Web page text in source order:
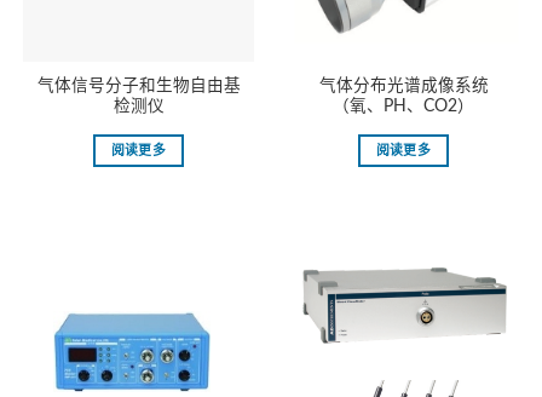
⽓体信号分⼦和⽣物⾃由基
检测仪
阅读更多
⽓体分布光谱成像系统
（氧、PH、CO2）
阅读更多